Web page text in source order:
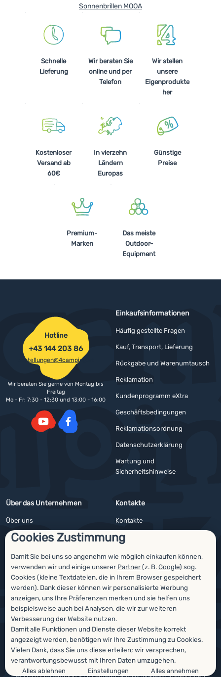
Cookies Zustimmung
Damit Sie bei uns so angenehm wie möglich einkaufen können,
verwenden wir und einige unserer Partner(z. B.Google) sog.
Cookies (kleine Textdateien, die in Ihrem Browser gespeichert
werden). Dank dieser können wir personalisierte Werbung
anzeigen, uns Ihre Präferenzen merken und sie helfen uns
beispielsweise auch bei Analysen, die wir zur weiteren
Verbesserung der Website nutzen.
Damit alle Funktionen und Dienste dieser Website korrekt
angezeigt werden, benötigen wir Ihre Zustimmung zu Cookies.
Vielen Dank, dass Sie uns diese erteilen; wir versprechen,
verantwortungsbewusst mit Ihren Daten umzugehen.
Alles ablehnen Einstellungen Alles annehmen
Sonnenbrillen MOOA
Schnelle
Lieferung
Wir beraten Sie
online und per
Telefon
Wir stellen
unsere
Eigenprodukte
her
Kostenloser
Versand ab
60€
In vierzehn
Ländern
Europas
Günstige
Preise
Premium-
Marken
Das meiste
Outdoor-
Equipment
Einkaufsinformationen
Häufig gestellte Fragen
Kauf, Transport, Lieferung
Rückgabe und Warenumtausch
Reklamation
Kundenprogramm eXtra
Geschäftsbedingungen
Reklamationsordnung
Datenschutzerklärung
Wartung und
Sicherheitshinweise
Über das Unternehmen
Über uns
Impressum
4camping4nature
Unsere Tester
Kontakte
Kontakte
Angebote für Firmen und Vereine
Newsletter
Hotline
+43 144 203 86
bestellungen@4camping.at
Wir beraten Sie gerne von Montag bis
Freitag
Mo - Fr: 7:30 - 12:30 und 13:00 - 16:00
Auszeichnungen